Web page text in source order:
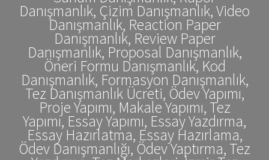
Danışmanlık, Çizim Danışmanlık, Video
Danışmanlık, Reaction Paper
Danışmanlık, Review Paper
Danışmanlık, Proposal Danışmanlık,
Öneri Formu Danışmanlık, Kod
Danışmanlık, Formasyon Danışmanlık,
Tez Danışmanlık Ücreti, Ödev Yapımı,
Proje Yapımı, Makale Yapımı, Tez
Yapımı, Essay Yapımı, Essay Yazdırma,
Essay Hazırlatma, Essay Hazırlama,
Ödev Danışmanlığı, Ödev Yaptırma, Tez